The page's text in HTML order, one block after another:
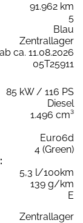
91.962 km
5
Blau
Zentrallager
ab ca. 11.08.2026
05T25911
85 kW / 116 PS
Diesel
1.496 cm³
Euro6d
4 (Green)
5,3 l/100km
139 g/km
E
Zentrallager